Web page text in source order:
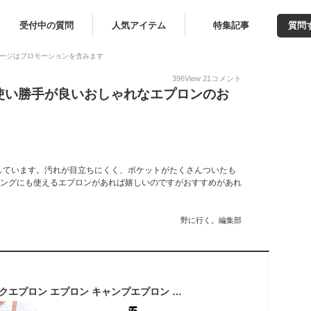
受付中の質問 人気アイテム 特集記事 質問
ジはプロモーションを含みます
396View 21 コメント
勝手が良いおしゃれなエプロンのお
います。汚れが目立ちにくく、ポケットがたくさんついたも
グにも使えるエプロンがあれば嬉しいのですがおすすめがあれ
野に行く。編集部
＼ポイント3倍／ワークエプロン エプロン キャンプエプロン 作業用 男女兼用 メンズ レディース DIY BBQ カフェ おしゃれ デニム 帆布 多収納 フリーサイズ 陶芸 キャンプ ファッション 人気 おすすめ 定番 シンプル アウトドア ポケット 黄色/緑/茶/黒Stability1_